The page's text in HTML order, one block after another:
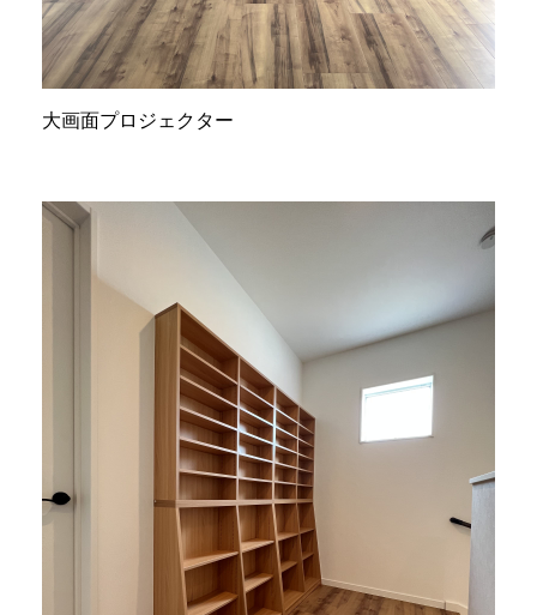
大画面プロジェクター